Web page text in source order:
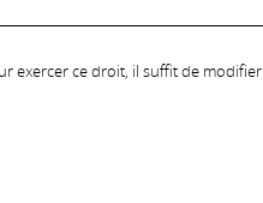
exercer ce droit, il suffit de modifier